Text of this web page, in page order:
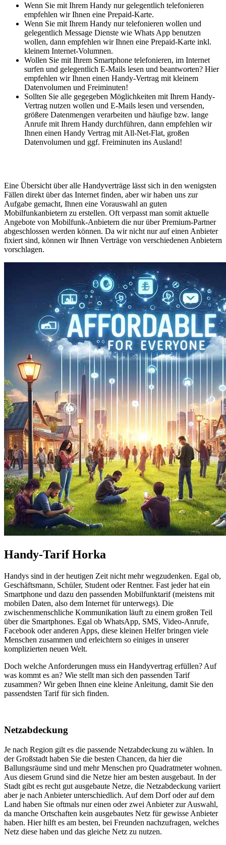
Wenn Sie mit Ihrem Handy nur gelegentlich telefonieren
empfehlen wir Ihnen eine Prepaid-Karte.
Wenn Sie mit Ihrem Handy nur telefonieren wollen und
gelegentlich Message Dienste wie Whats App benutzen
wollen, dann empfehlen wir Ihnen eine Prepaid-Karte inkl.
kleinem Internet-Volumnen.
Wollen Sie mit Ihrem Smartphone telefonieren, im Internet
surfen und gelegentlich E-Mails lesen und beantworten? Hier
empfehlen wir Ihnen einen Handy-Vertrag mit kleinem
Datenvolumen und Freiminuten!
Sollten Sie alle gegegeben Möglichkeiten mit Ihrem Handy-
Vertrag nutzen wollen und E-Mails lesen und versenden,
größere Datenmengen verarbeiten und häufige bzw. lange
Anrufe mit Ihrem Handy durchführen, dann empfehlen wir
Ihnen einen Handy Vertrag mit All-Net-Flat, großen
Datenvolumen und ggf. Freiminuten ins Ausland!
Eine Übersicht über alle Handyverträge lässt sich in den wenigsten
Fällen direkt über das Internet finden, aber wir haben uns zur
Aufgabe gemacht, Ihnen eine Vorauswahl an guten
Mobilfunkanbietern zu erstellen. Oft verpasst man somit aktuelle
Angebote von Mobilfunk-Anbietern die nur über Premium-Partner
abgeschlossen werden können. Da wir nicht nur auf einen Anbieter
fixiert sind, können wir Ihnen Verträge von verschiedenen Anbietern
vorschlagen.
Handy-Tarif Horka
Handys sind in der heutigen Zeit nicht mehr wegzudenken. Egal ob,
Geschäftsmann, Schüler, Student oder Rentner. Fast jeder hat ein
Smartphone und dazu den passenden Mobilfunktarif (meistens mit
mobilen Daten, also dem Internet für unterwegs). Die
zwischenmenschliche Kommunikation läuft zu einem großen Teil
über die Smartphones. Egal ob WhatsApp, SMS, Video-Anrufe,
Facebook oder anderen Apps, diese kleinen Helfer bringen viele
Menschen zusammen und erleichtern so einiges in unserer
komplizierten neuen Welt.
Doch welche Anforderungen muss ein Handyvertrag erfüllen? Auf
was kommt es an? Wie stellt man sich den passenden Tarif
zusammen? Wir geben Ihnen eine kleine Anleitung, damit Sie den
passendsten Tarif für sich finden.
Netzabdeckung
Je nach Region gilt es die passende Netzabdeckung zu wählen. In
der Großstadt haben Sie die besten Chancen, da hier die
Ballungsräume sind und mehr Menschen pro Quadratmeter wohnen.
Aus diesem Grund sind die Netze hier am besten ausgebaut. In der
Stadt gibt es recht gut ausgebaute Netze, die Netzabdeckung variiert
aber je nach Anbieter unterschiedlich. Auf dem Dorf oder auf dem
Land haben Sie oftmals nur einen oder zwei Anbieter zur Auswahl,
da manche Ortschaften kein ausgebautes Netz für gewisse Anbieter
haben. Hier hilft es am besten, bei Freunden nachzufragen, welches
Netz diese haben und das gleiche Netz zu nutzen.